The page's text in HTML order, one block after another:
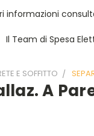
informazioni
Il Team di Spesa
E SOFFITTO
A